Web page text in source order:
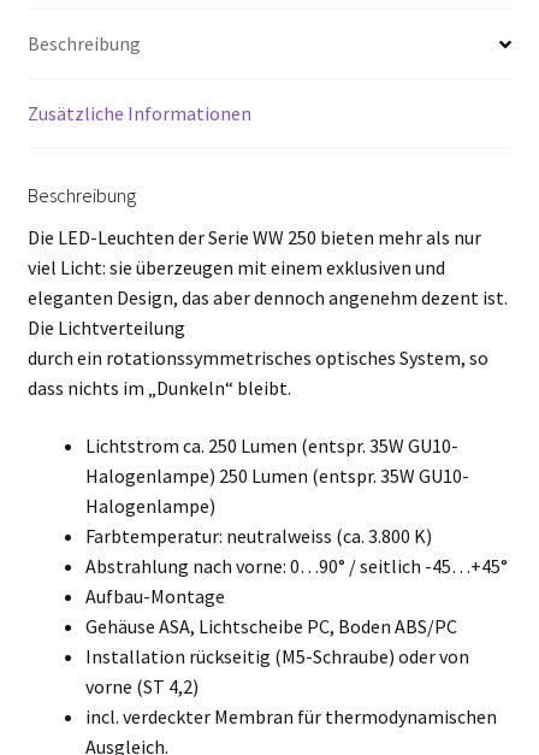
Beschreibung
Zusätzliche Informationen
Beschreibung
Die LED-Leuchten der Serie WW 250 bieten mehr als nur
viel Licht: sie überzeugen mit einem exklusiven und
eleganten Design, das aber dennoch angenehm dezent ist.
Die Lichtverteilung
durch ein rotationssymmetrisches optisches System, so
dass nichts im „Dunkeln“ bleibt.
Lichtstrom ca. 250 Lumen (entspr. 35W GU10-
Halogenlampe) 250 Lumen (entspr. 35W GU10-
Halogenlampe)
Farbtemperatur: neutralweiss (ca. 3.800 K)
Abstrahlung nach vorne: 0…90° / seitlich -45…+45°
Aufbau-Montage
Gehäuse ASA, Lichtscheibe PC, Boden ABS/PC
Installation rückseitig (M5-Schraube) oder von
vorne (ST 4,2)
incl. verdeckter Membran für thermodynamischen
Ausgleich.